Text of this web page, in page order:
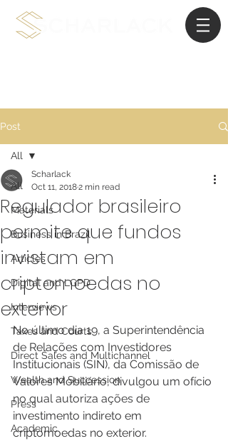
Post
All
Materials
Business in Brazil
Articles
Digital and LGPD
Interviews
Taxes and Courts
Direct Sales and Multichannel
Wealth and Succession
Press
Academic
All
Regulador brasileiro
permite que fundos
invistam em
criptomoedas no
exterior
Scharlack
Oct 11, 20182 min read
No último dia 19, a Superintendência
de Relações com Investidores
Institucionais (SIN), da Comissão de
Valores Mobiliário, divulgou um ofício
no qual autoriza ações de
investimento indireto em
criptomoedas no exterior.